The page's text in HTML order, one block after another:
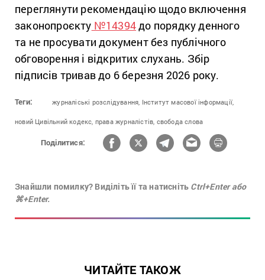
переглянути рекомендацію щодо включення
законопроєкту №14394до порядку денного
та не просувати документ без публічного
обговорення і відкритих слухань. Збір
підписів тривав до 6 березня 2026 року.
Теги: журналіські розслідування, Інститут масової інформації,
новий Цивільний кодекс, права журналістів, свобода слова
Поділитися:
Знайшли помилку? Виділіть її та натисніть Ctrl+Enter або
⌘+Enter.
ЧИТАЙТЕ ТАКОЖ